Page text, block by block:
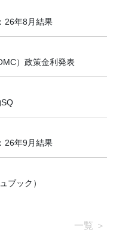
26年8月結果
）政策金利発表
26年9月結果
ブック）
一覧